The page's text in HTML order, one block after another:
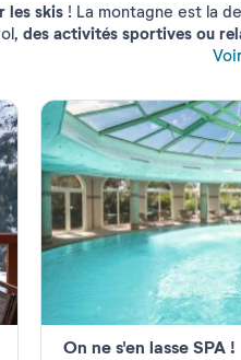
les skis! La montagne est la
des activités sportives ou
a réuni toutes les conditions
On ne s'en lasse SPA !